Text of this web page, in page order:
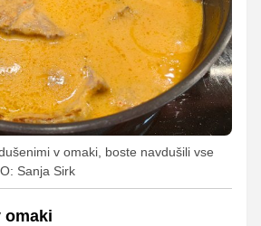
v omaki, boste navdušili vse
Sanja Sirk
omaki